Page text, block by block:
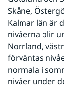
Skåne,
Kalmar län är
nivåerna blir
Norrland,
förväntas
normala i
nivåer under